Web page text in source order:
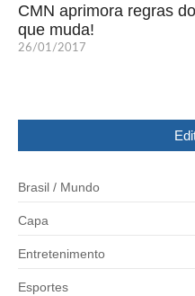
CMN aprimora regras
que muda!
26/01/2017
Brasil / Mundo
Capa
Entretenimento
Esportes